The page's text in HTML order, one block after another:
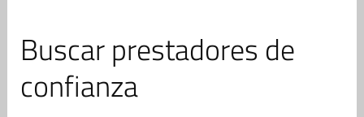
Buscar prestadores de
confianza